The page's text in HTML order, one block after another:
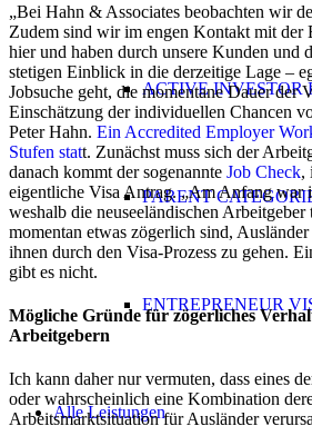
ACTIVE INVESTOR
PARENT
ENTREPRENEUR
Alle Leistungen
„Bei Hahn & Associates beobachten wir
Zudem sind wir im engen Kontakt mit der
hier und haben durch unsere Kunden und
stetigen Einblick in die derzeitige Lage –
Jobsuche geht, die momentane Dauer der
Einschätzung der individuellen Chancen
Peter Hahn. Ein Accredited Employer
Stufen statt. Zunächst muss sich der
danach kommt der sogenannte Job Check,
eigentliche Visa Antrag. „Am Anfang war
weshalb die neuseeländischen
momentan etwas zögerlich sind,
ihnen durch den Visa-Prozess zu gehen.
gibt es nicht.
Mögliche Gründe für zögerliches
Arbeitgebern
Ich kann daher nur vermuten, dass eines
oder wahrscheinlich eine Kombination
Arbeitsmarktsituation für Ausländer